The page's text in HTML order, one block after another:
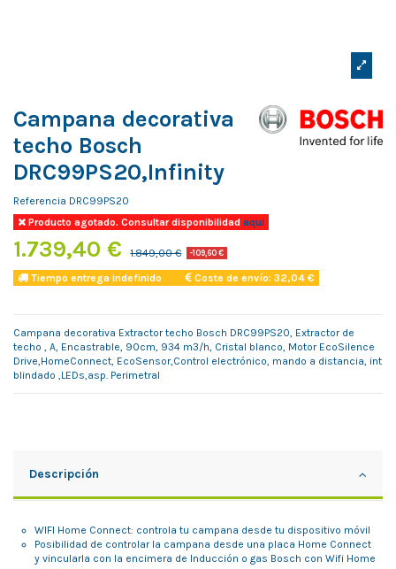
Campana decorativa
techo Bosch
DRC99PS20,Infinity
Referencia DRC99PS20
Producto agotado. Consultar disponibilidadaqui
1.739,40 € 1.849,00 € -109,60 €
Tiempo entrega indefinido Coste de envío: 32,04 €
Campana decorativa Extractor techo Bosch DRC99PS20, Extractor de
techo , A, Encastrable, 90cm, 934 m3/h, Cristal blanco, Motor EcoSilence
Drive,HomeConnect, EcoSensor,Control electrónico, mando a distancia, int
blindado ,LEDs,asp. Perimetral
Descripción
WIFI Home Connect: controla tu campana desde tu dispositivo móvil
Posibilidad de controlar la campana desde una placa Home Connect
y vincularla con la encimera de Inducción o gas Bosch con Wifi Home